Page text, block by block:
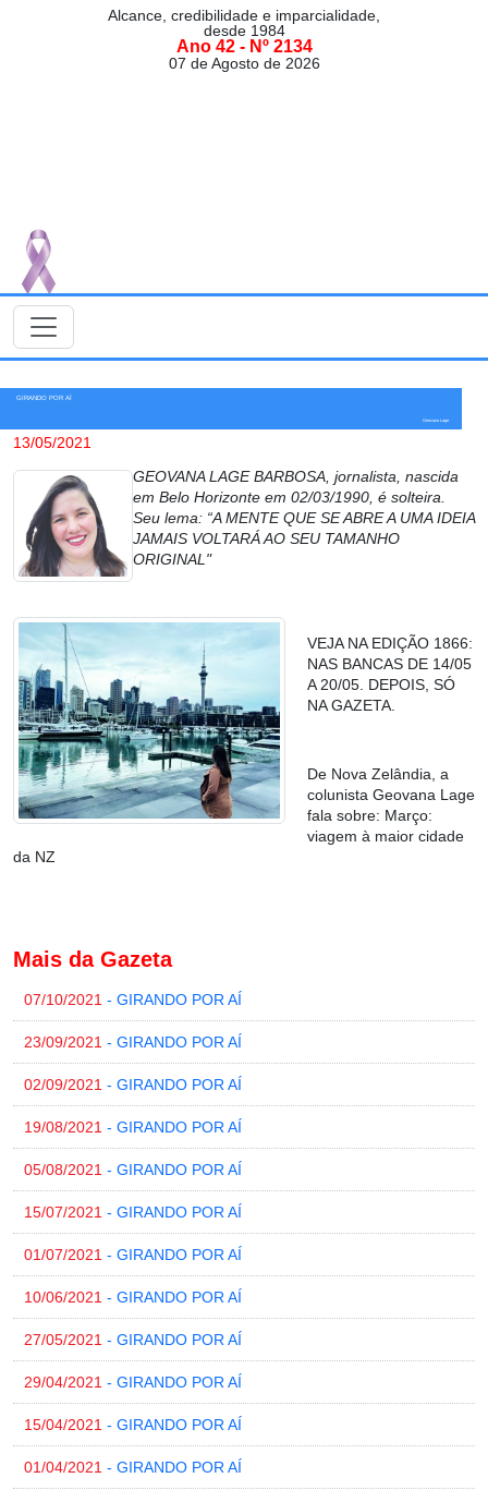
Alcance, credibilidade e imparcialidade,
desde 1984
Ano 42 - Nº 2134
07 de Agosto de 2026
GIRANDO POR AÍ
Geovana Lage
13/05/2021
GEOVANA LAGE BARBOSA, jornalista, nascida
em Belo Horizonte em 02/03/1990, é solteira.
Seu lema: “A MENTE QUE SE ABRE A UMA IDEIA
JAMAIS VOLTARÁ AO SEU TAMANHO
ORIGINAL"
VEJA NA EDIÇÃO 1866:
NAS BANCAS DE 14/05
A 20/05. DEPOIS, SÓ
NA GAZETA.
De Nova Zelândia, a
colunista Geovana Lage
fala sobre: Março:
viagem à maior cidade
da NZ
Mais da Gazeta
07/10/2021 - GIRANDO POR AÍ
23/09/2021 - GIRANDO POR AÍ
02/09/2021 - GIRANDO POR AÍ
19/08/2021 - GIRANDO POR AÍ
05/08/2021 - GIRANDO POR AÍ
15/07/2021 - GIRANDO POR AÍ
01/07/2021 - GIRANDO POR AÍ
10/06/2021 - GIRANDO POR AÍ
27/05/2021 - GIRANDO POR AÍ
29/04/2021 - GIRANDO POR AÍ
15/04/2021 - GIRANDO POR AÍ
01/04/2021 - GIRANDO POR AÍ